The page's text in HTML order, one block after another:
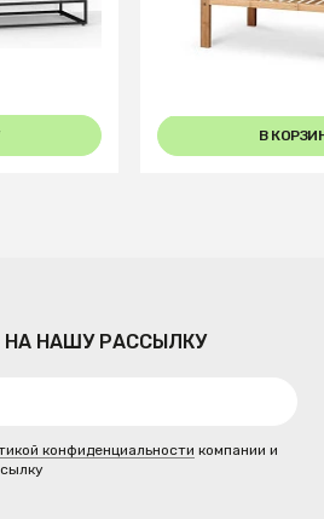
В
НАШУ РАССЫЛКУ
конфиденциальности компании и